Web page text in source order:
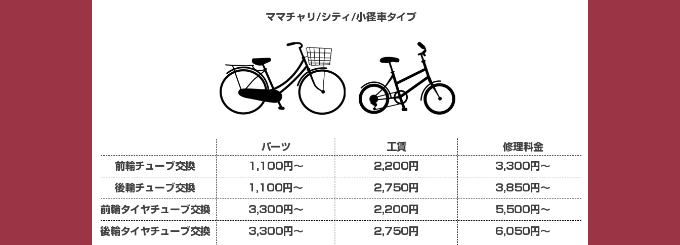
​ママチャリ/シティ/小径車タイプ
​パーツ ​工賃
​修理料金
前輪​チューブ交換
​1,100円〜 ​2,200円 ​3,300円〜
後輪チューブ交換 ​1,100円〜 ​2,750円 ​3,850円〜
前輪タイヤ​チューブ交換 ​3,300円〜 ​2,200円 ​5,500円〜
後輪タイヤチューブ交換 3,300円〜 ​2,750円 ​6,050円〜